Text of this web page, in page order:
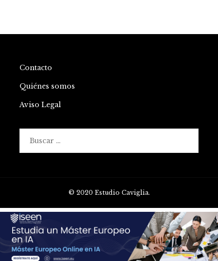
Contacto
Quiénes somos
Aviso Legal
© 2020 Estudio Caviglia.